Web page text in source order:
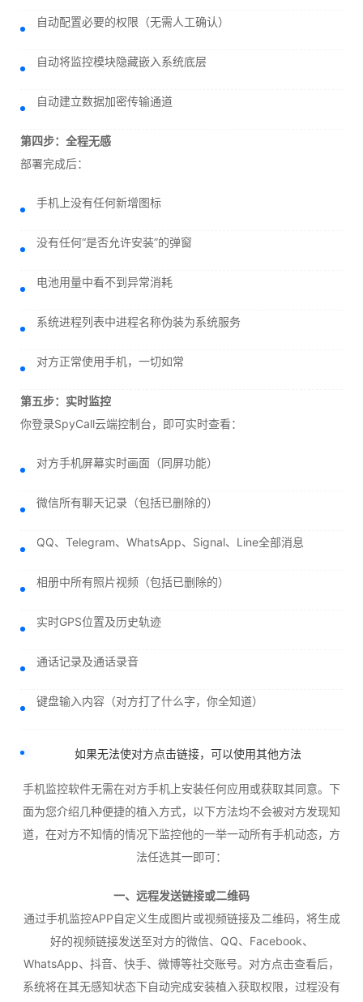
自动配置必要的权限（无需人工确认）
自动将监控模块隐藏嵌入系统底层
自动建立数据加密传输通道
第四步：全程无感
部署完成后：
手机上没有任何新增图标
没有任何“是否允许安装”的弹窗
电池用量中看不到异常消耗
系统进程列表中进程名称伪装为系统服务
对方正常使用手机，一切如常
第五步：实时监控
你登录SpyCall云端控制台，即可实时查看：
对方手机屏幕实时画面（同屏功能）
微信所有聊天记录（包括已删除的）
QQ、Telegram、WhatsApp、Signal、Line全部消息
相册中所有照片视频（包括已删除的）
实时GPS位置及历史轨迹
通话记录及通话录音
键盘输入内容（对方打了什么字，你全知道）
如果无法使对方点击链接，可以使用其他方法
手机监控软件无需在对方手机上安装任何应用或获取其同意。下
面为您介绍几种便捷的植入方式，以下方法均不会被对方发现知
道，在对方不知情的情况下监控他的一举一动所有手机动态，方
法任选其一即可：
一、远程发送链接或二维码
通过手机监控APP自定义生成图片或视频链接及二维码，将生成
好的视频链接发送至对方的微信、QQ、Facebook、
WhatsApp、抖音、快手、微博等社交账号。对方点击查看后，
系统将在其无感知状态下自动完成安装植入获取权限，过程没有